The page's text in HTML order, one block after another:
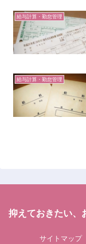
給与計算・勤怠管理
給与計算・勤怠管理
抑えておきたい、
サイトマップ